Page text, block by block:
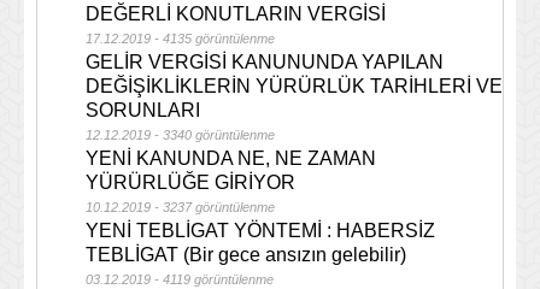
DEĞERLİ KONUTLARIN VERGİSİ
17.12.2019 - 4135 görüntülenme
GELİR VERGİSİ KANUNUNDA YAPILAN
DEĞİŞİKLİKLERİN YÜRÜRLÜK TARİHLERİ VE
SORUNLARI
12.12.2019 - 3340 görüntülenme
YENİ KANUNDA NE, NE ZAMAN
YÜRÜRLÜĞE GİRİYOR
10.12.2019 - 3237 görüntülenme
YENİ TEBLİGAT YÖNTEMİ : HABERSİZ
TEBLİGAT (Bir gece ansızın gelebilir)
03.12.2019 - 4119 görüntülenme